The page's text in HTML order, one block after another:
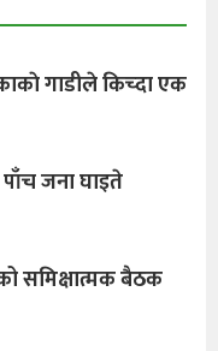
गाडीले किच्दा एक
जना घाइते
समिक्षात्मक बैठक